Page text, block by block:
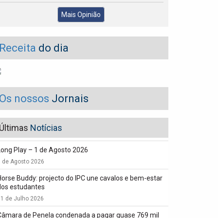
Mais Opinião
do dia
nossos Jornais
Notícias
Play – 1 de Agosto 2026
de Agosto 2026
Buddy: projecto do IPC une cavalos e bem-estar
estudantes
de Julho 2026
de Penela condenada a pagar quase 769 mil